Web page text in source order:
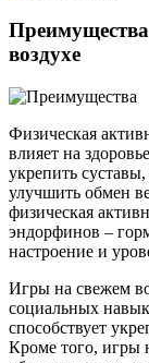
воздухе
Физическая
влияет на
укрепить
улучшить обмен
физическая
эндорфинов –
настроение и
Игры на свежем
социальных
способствует
Кроме того, игры